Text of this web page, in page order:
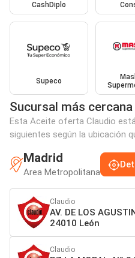
CashDiplo
Supeco
Sucursal más
Esta Aceite oferta Claudio
siguientes según la ubicación
Madrid
Area Metropolitana
Claudio
AV. DE LOS
24010 León
Claudio